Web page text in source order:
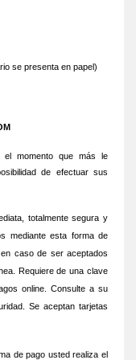
se presenta en papel)
momento que más le
de efectuar sus
totalmente segura y
mediante esta forma de
caso de ser aceptados
Requiere de una clave
online. Consulte a su
Se aceptan tarjetas
de pago usted realiza el